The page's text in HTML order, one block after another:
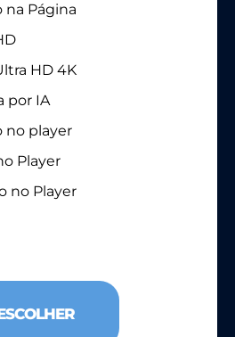
na Página
HD 4K
por IA
no player
Player
no Player